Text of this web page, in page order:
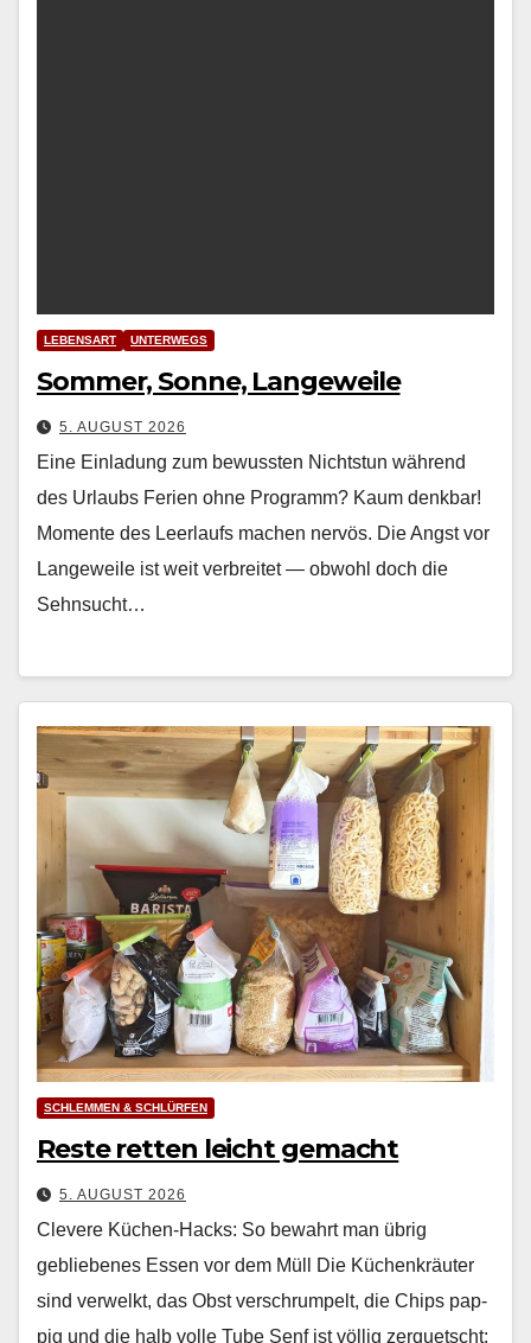
LEBENSART UNTERWEGS
Sommer, Sonne, Langeweile
5. AUGUST 2026
Eine Einladung zum bewussten Nichtstun während
des Urlaubs Ferien ohne Pro­gramm? Kaum denkbar!
Momente des Leer­laufs machen nervös. Die Angst vor
Langeweile ist weit ver­bre­it­et — obwohl doch die
Sehn­sucht…
SCHLEMMEN & SCHLÜRFEN
Reste retten leicht gemacht
5. AUGUST 2026
Clevere Küchen-Hacks: So bewahrt man übrig
gebliebenes Essen vor dem Müll Die Küchenkräuter
sind ver­welkt, das Obst ver­schrumpelt, die Chips pap­
pig und die halb volle Tube Senf ist völ­lig zer­quetscht: